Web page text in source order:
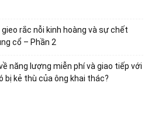
rắc nỗi kinh hoàng và sự chết
cổ – Phần 2
năng lượng miễn phí và giao tiếp với
bị kẻ thù của ông khai thác?